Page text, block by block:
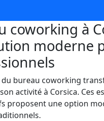
coworking à
moderne
du bureau coworking
activité à Corsica. Ces
proposent une option